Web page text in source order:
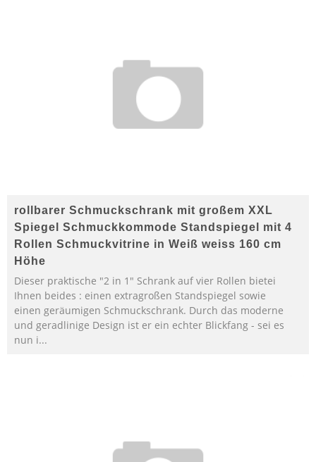
rollbarer Schmuckschrank mit großem XXL
Spiegel Schmuckkommode Standspiegel mit 4
Rollen Schmuckvitrine in Weiß weiss 160 cm
Höhe
Dieser praktische "2 in 1" Schrank auf vier Rollen bietei
Ihnen beides : einen extragroßen Standspiegel sowie
einen geräumigen Schmuckschrank. Durch das moderne
und geradlinige Design ist er ein echter Blickfang - sei es
nun i...